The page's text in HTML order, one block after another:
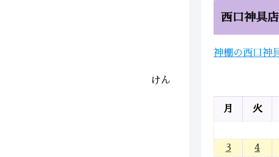
けん
西口神具店
神棚の西口神
月 火
3
4